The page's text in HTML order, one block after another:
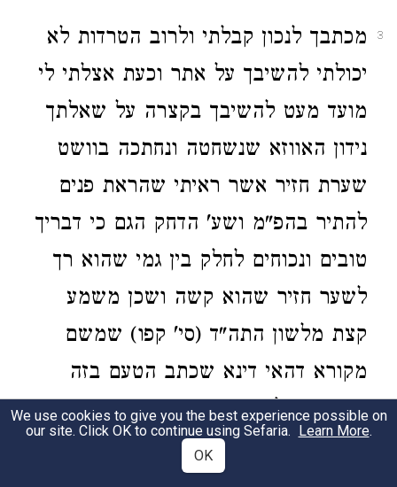
3
מכתבך לנכון קבלתי ולרוב הטרדות לא
יכולתי להשיבך על אתר וכעת אצלתי לי
מועד מעט להשיבך בקצרה על שאלתך
נידון האווזא שנשחטה ונחתכה בוושט
שערת חזיר אשר ראיתי שהראת פנים
להתיר בהפ"מ ושע' הדחק הגם כי דבריך
טובים ונכוחים לחלק בין גמי שהוא רך
לשער חזיר שהוא קשה ושכן משמע
קצת מלשון התה"ד (סי' קפו) שמשם
מקורא דהאי דינא שכתב הטעם בזה
משום שכל דבר שהוא רך ופוגע בו
חידוד הסכין אם הוא מתוח נחתך יותר
We use cookies to give you the best experience possible on
our site. Click OK to continue using Sefaria. Learn More.
OK